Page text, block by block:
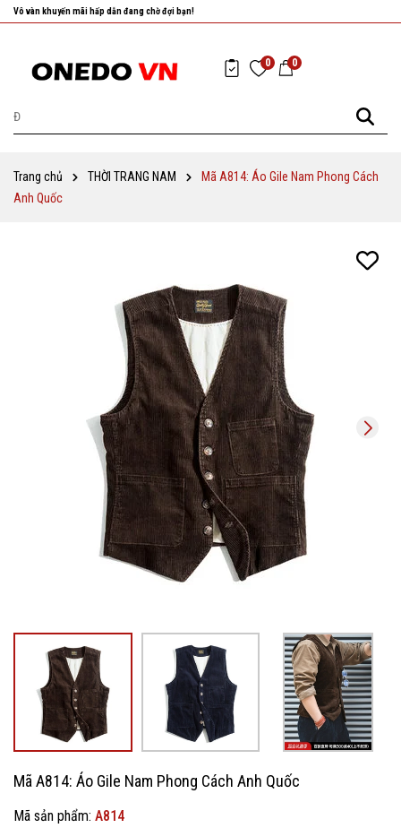
Nhanh tay chọn cho mình những sản phẩm ưng ý nhất!
0 0
Trang chủ THỜI TRANG NAM
Mã A814: Áo Gile Nam Phong Cách
Anh Quốc
Mã A814: Áo Gile Nam Phong Cách Anh Quốc
Mã sản phẩm: A814